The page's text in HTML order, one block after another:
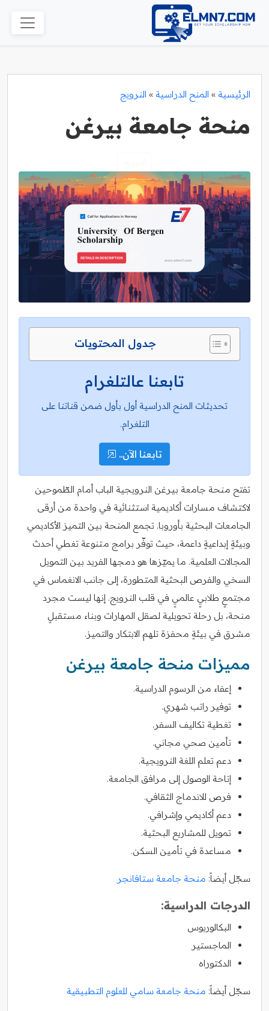
الرئيسية » المنح الدراسية » النرويج
منحة جامعة بيرغن
جدول المحتويات
تابعنا عالتلغرام
تحديثات المنح الدراسية أول بأول ضمن قناتنا على
التلغرام.
تابعنا الآن..
تفتح منحة جامعة بيرغن النرويجية الباب أمام الطّموحين
لاكتشاف مسارات أكاديمية استثنائية في واحدة من أرقى
الجامعات البحثية بأوروبا. تجمع المنحة بين التميز الأكاديمي
وبيئةٍ إبداعيةٍ داعمة، حيث توفّر برامج متنوعة تغطي أحدث
المجالات العلمية. ما يميّزها هو دمجها الفريد بين التمويل
السخي والفرص البحثية المتطورة، إلى جانب الانغماس في
مجتمعٍ طلابيٍ عالميٍ في قلب النرويج. إنها ليست مجرد
منحة، بل رحلة تحويلية لصقل المهارات وبناء مستقبلٍ
مشرق في بيئةٍ محفزة تلهم الابتكار والتميز.
مميزات منحة جامعة بيرغن
إعفاء من الرسوم الدراسية.
توفير راتب شهري.
تغطية تكاليف السفر.
تأمين صحي مجاني.
دعم تعلم اللغة النرويجية.
إتاحة الوصول إلى مرافق الجامعة.
فرص للاندماج الثقافي.
دعم أكاديمي وإشرافي.
تمويل للمشاريع البحثية.
مساعدة في تأمين السكن.
سجّل أيضاً: منحة جامعة ستافانجر
الدرجات الدراسية:
البكالوريوس
الماجستير
الدكتوراه
سجّل أيضاً: منحة جامعة سامي للعلوم التطبيقية